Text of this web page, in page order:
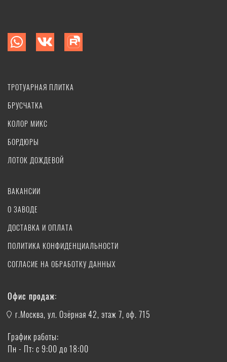
ТРОТУАРНАЯ ПЛИТКА
БРУСЧАТКА
КОЛОР МИКС
БОРДЮРЫ
ЛОТОК ДОЖДЕВОЙ
ВАКАНСИИ
О ЗАВОДЕ
ДОСТАВКА И ОПЛАТА
ПОЛИТИКА КОНФИДЕНЦИАЛЬНОСТИ
СОГЛАСИЕ НА ОБРАБОТКУ ДАННЫХ
Офис продаж:
г.Москва, ул. Озёрная 42, этаж 7, оф. 715
График работы:
Пн - Пт: с 9:00 до 18:00